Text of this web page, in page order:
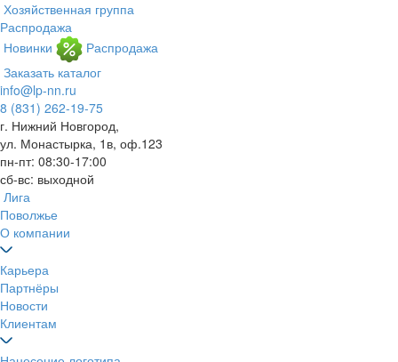
Хозяйственная группа
Распродажа
Новинки
Распродажа
Заказать каталог
info@lp-nn.ru
8 (831) 262-19-75
г. Нижний Новгород,
ул. Монастырка, 1в, оф.123
пн-пт: 08:30-17:00
сб-вс: выходной
Лига
Поволжье
О компании
Карьера
Партнёры
Новости
Клиентам